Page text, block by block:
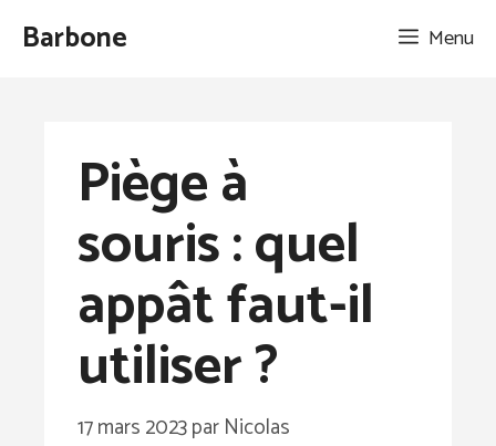
AllerBarbone Menu
Piège à
souris : quel
appât faut-il
utiliser ?
17 mars 2023parNicolas